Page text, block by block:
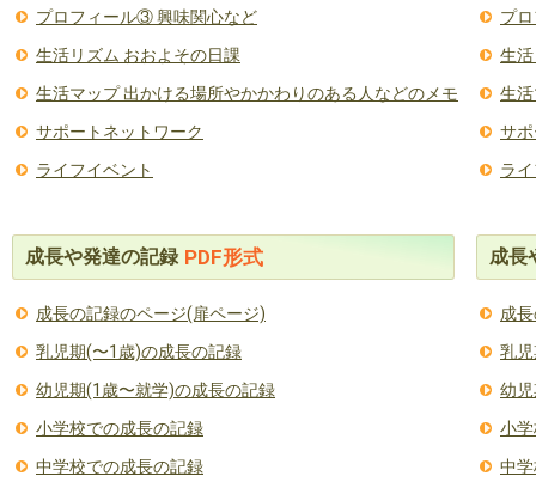
プロフィール③ 興味関心など
生活リズム おおよその日課
生活マップ 出かける場所やかかわりのある人などのメモ
サポートネットワーク
ライフイベント
プ
生
生
サ
ラ
成長や発達の記録 PDF形式
成長の記録のページ(扉ページ)
乳児期(〜1歳)の成長の記録
幼児期(1歳〜就学)の成長の記録
小学校での成長の記録
中学校での成長の記録
成長
成
乳
幼
小
中